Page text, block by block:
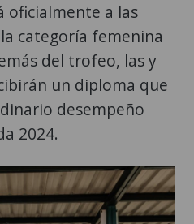
oficialmente a las
categoría femenina
del trofeo, las y
un diploma que
desempeño
2024.